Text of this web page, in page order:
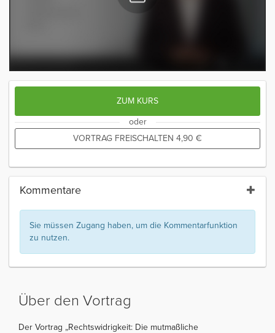
ZUM KURS
oder
VORTRAG FREISCHALTEN 4,90 €
Kommentare
Sie müssen Zugang haben, um die Kommentarfunktion
zu nutzen.
Über den Vortrag
Der Vortrag „Rechtswidrigkeit: Die mutmaßliche